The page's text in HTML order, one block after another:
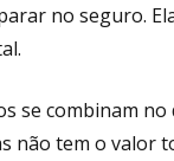
no seguro.
se combinam
não tem o valor